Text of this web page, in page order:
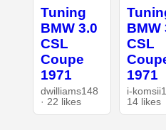
Tuning
BMW 3.0
CSL
Coupe
1971
dwilliams148
· 22 likes
BMW
CSL
1971
i-
14 likes